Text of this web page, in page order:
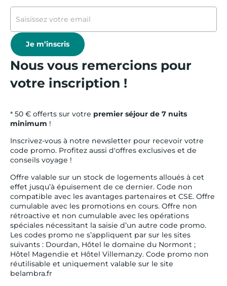
Je m’inscris
Nous vous remercions pour
votre inscription !
* 50 € offerts sur votre premier séjour de 7 nuits
minimum !
Inscrivez-vous à notre newsletter pour recevoir votre
code promo. Profitez aussi d'offres exclusives et de
conseils voyage !
Offre valable sur un stock de logements alloués à cet
effet jusqu’à épuisement de ce dernier. Code non
compatible avec les avantages partenaires et CSE. Offre
cumulable avec les promotions en cours. Offre non
rétroactive et non cumulable avec les opérations
spéciales nécessitant la saisie d’un autre code promo.
Les codes promo ne s’appliquent par sur les sites
suivants : Dourdan, Hôtel le domaine du Normont ;
Hôtel Magendie et Hôtel Villemanzy. Code promo non
réutilisable et uniquement valable sur le site
belambra.fr